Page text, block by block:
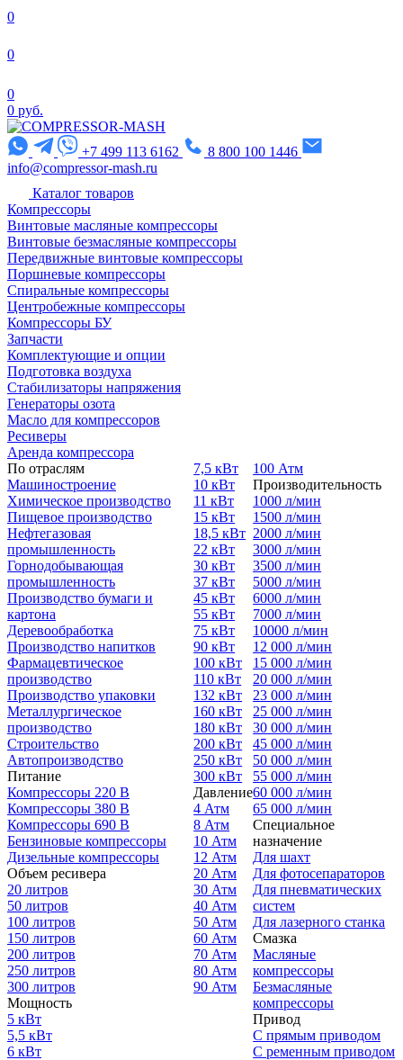
0
0
0
0 руб.
+7 499 113 6162
8 800 100 1446
info@compressor-mash.ru
Каталог товаров
Компрессоры
Винтовые масляные компрессоры
Винтовые безмасляные компрессоры
Передвижные винтовые компрессоры
Поршневые компрессоры
Спиральные компрессоры
Центробежные компрессоры
Компрессоры БУ
Запчасти
Комплектующие и опции
Подготовка воздуха
Стабилизаторы напряжения
Генераторы озота
Масло для компрессоров
Ресиверы
Аренда компрессора
По отраслям
Машиностроение
Химическое производство
Пищевое производство
Нефтегазовая
промышленность
Горнодобывающая
промышленность
Производство бумаги и
картона
Деревообработка
Производство напитков
Фармацевтическое
производство
Производство упаковки
Металлургическое
производство
Строительство
Автопроизводство
Питание
Компрессоры 220 В
Компрессоры 380 В
Компрессоры 690 В
Бензиновые компрессоры
Дизельные компрессоры
Объем ресивера
20 литров
50 литров
100 литров
150 литров
200 литров
250 литров
300 литров
Мощность
5 кВт
5,5 кВт
6 кВт
7,5 кВт
10 кВт
11 кВт
15 кВт
18,5 кВт
22 кВт
30 кВт
37 кВт
45 кВт
55 кВт
75 кВт
90 кВт
100 кВт
110 кВт
132 кВт
160 кВт
180 кВт
200 кВт
250 кВт
300 кВт
Давление
4 Атм
8 Атм
10 Атм
12 Атм
20 Атм
30 Атм
40 Атм
50 Атм
60 Атм
70 Атм
80 Атм
90 Атм
100 Атм
Производительность
1000 л/мин
1500 л/мин
2000 л/мин
3000 л/мин
3500 л/мин
5000 л/мин
6000 л/мин
7000 л/мин
10000 л/мин
12 000 л/мин
15 000 л/мин
20 000 л/мин
23 000 л/мин
25 000 л/мин
30 000 л/мин
45 000 л/мин
50 000 л/мин
55 000 л/мин
60 000 л/мин
65 000 л/мин
Специальное
назначение
Для шахт
Для фотосепараторов
Для пневматических
систем
Для лазерного станка
Смазка
Масляные
компрессоры
Безмасляные
компрессоры
Привод
С прямым приводом
С ременным приводом